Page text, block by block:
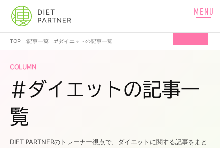
TOP 記事一覧 #ダイエットの記事一覧
COLUMN
#ダイエットの記事一
覧
DIET PARTNERのトレーナー視点で、ダイエットに関する記事をまと